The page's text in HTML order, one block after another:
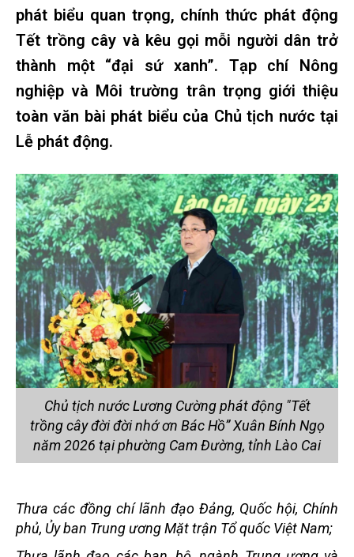
phát biểu quan trọng, chính thức phát động
Tết trồng cây và kêu gọi mỗi người dân trở
thành một “đại sứ xanh”. Tạp chí Nông
nghiệp và Môi trường trân trọng giới thiệu
toàn văn bài phát biểu của Chủ tịch nước tại
Lễ phát động.
Chủ tịch nước Lương Cường phát động "Tết
trồng cây đời đời nhớ ơn Bác Hồ” Xuân Bính Ngọ
năm 2026 tại phường Cam Đường, tỉnh Lào Cai
Thưa các đồng chí lãnh đạo Đảng, Quốc hội, Chính
phủ, Ủy ban Trung ương Mặt trận Tổ quốc Việt Nam;